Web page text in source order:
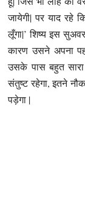
जायेगी| पर याद रहे
लूँगा|’ शिष्य इस
कारण उसने अपना
उसके पास बहुत
संतुष्ट रहेगा, इतने
पड़ेगा |